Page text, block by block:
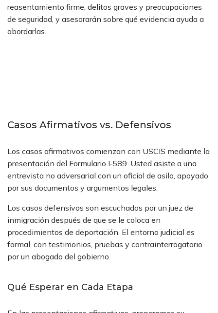
reasentamiento firme, delitos graves y preocupaciones
de seguridad, y asesorarán sobre qué evidencia ayuda a
abordarlas.
Casos Afirmativos vs. Defensivos
Los casos afirmativos comienzan con USCIS mediante la
presentación del Formulario I‑589. Usted asiste a una
entrevista no adversarial con un oficial de asilo, apoyado
por sus documentos y argumentos legales.
Los casos defensivos son escuchados por un juez de
inmigración después de que se le coloca en
procedimientos de deportación. El entorno judicial es
formal, con testimonios, pruebas y contrainterrogatorio
por un abogado del gobierno.
Qué Esperar en Cada Etapa